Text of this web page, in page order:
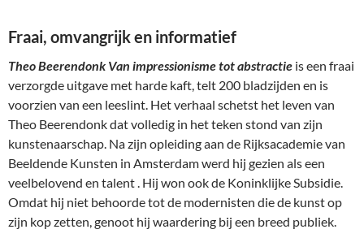
Fraai, omvangrijk en informatief
Theo Beerendonk Van impressionisme tot abstractie is een fraai
verzorgde uitgave met harde kaft, telt 200 bladzijden en is
voorzien van een leeslint. Het verhaal schetst het leven van
Theo Beerendonk dat volledig in het teken stond van zijn
kunstenaarschap. Na zijn opleiding aan de Rijksacademie van
Beeldende Kunsten in Amsterdam werd hij gezien als een
veelbelovend en talent . Hij won ook de Koninklijke Subsidie.
Omdat hij niet behoorde tot de modernisten die de kunst op
zijn kop zetten, genoot hij waardering bij een breed publiek.